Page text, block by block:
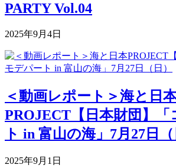
PARTY Vol.04
2025年9月4日
＜動画レポート＞海と日
PROJECT【日本財団】
ト in 富山の海」7月27日（
2025年9月1日